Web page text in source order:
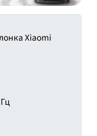
Xiaomi